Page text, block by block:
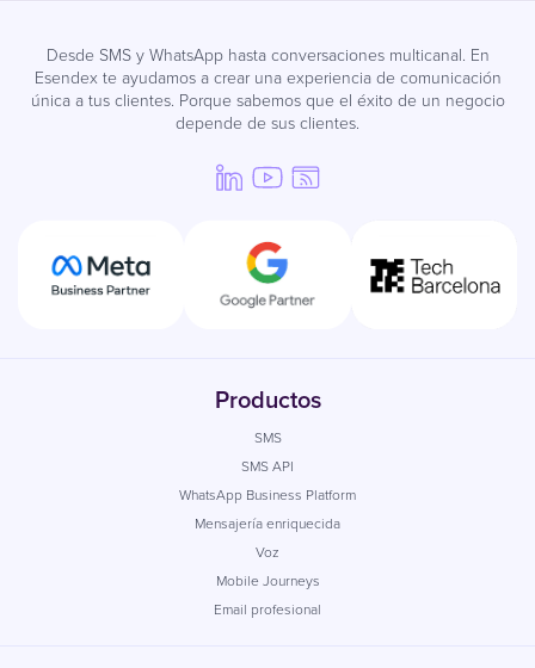
Desde SMS y WhatsApp hasta conversaciones multicanal. En
Esendex te ayudamos a crear una experiencia de comunicación
única a tus clientes. Porque sabemos que el éxito de un negocio
depende de sus clientes.
Productos
SMS
SMS API
WhatsApp Business Platform
Mensajería enriquecida
Voz
Mobile Journeys
Email profesional